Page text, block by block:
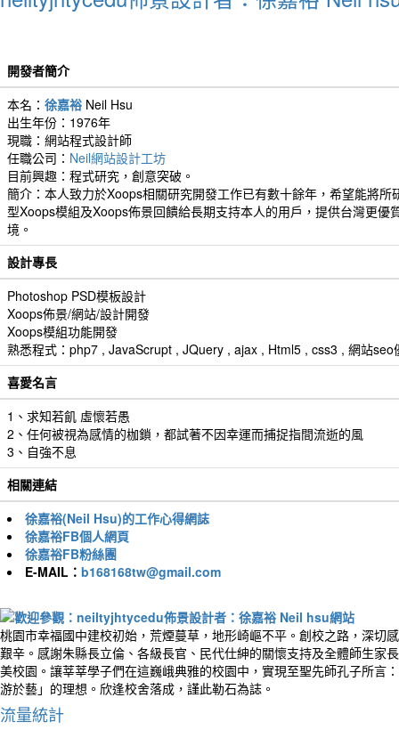
開發者簡介
本名： 徐嘉裕 Neil Hsu
出生年份：1976年
現職：網站程式設計師
任職公司： Neil網站設計工坊
目前興趣：程式研究，創意突破。
簡介：本人致力於Xoops相關研究開發工作已有數十餘年，希望能將所
型Xoops模組及Xoops佈景回饋給長期支持本人的用戶，提供台灣更優
境。
設計專長
Photoshop PSD模板設計
Xoops佈景/網站/設計開發
Xoops模組功能開發
熟悉程式：php7 , JavaScrupt , JQuery , ajax , Html5 , css3 , 網站seo
喜愛名言
1、求知若飢 虛懷若愚
2、任何被視為感情的枷鎖，都試著不因幸運而捕捉指間流逝的風
3、自強不息
相關連結
徐嘉裕(Neil Hsu)的工作心得網誌
徐嘉裕FB個人網頁
徐嘉裕FB粉絲團
E-MAIL： b168168tw@gmail.com
桃園市幸福國中建校初始，荒煙蔓草，地形崎嶇不平。創校之路，深切
艱辛。感謝朱縣長立倫、各級長官、民代仕紳的關懷支持及全體師生家
美校園。讓莘莘學子們在這巍峨典雅的校園中，實現至聖先師孔子所言
游於藝」的理想。欣逢校舍落成，謹此勒石為誌。
流量統計